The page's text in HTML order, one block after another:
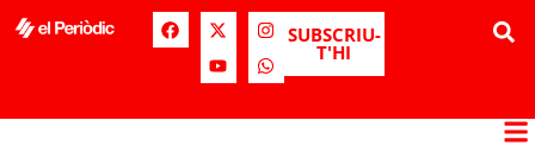
SUBSCRIU-
T'HI